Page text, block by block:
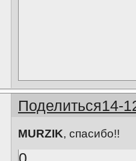
Поделиться14-
MURZIK, спасибо!!